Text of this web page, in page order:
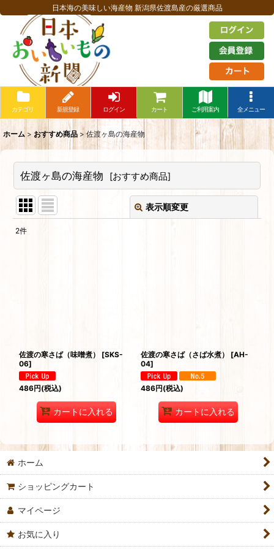
日本海の美味しい海産物 新潟県佐渡島産の厳選商品
カテゴリ 新規登録 ログイン カート ご利用案内 全メニュー
ホーム > おすすめ商品 > 佐渡ヶ島の海産物
佐渡ヶ島の海産物 [おすすめ商品]
表示順変更
2件
佐渡の寒さば（味噌煮） [SKS-
06]
486円(税込)
カートに入れる
佐渡の寒さば（さば水煮） [AH-
04]
486円(税込)
カートに入れる
ホーム
ショッピングカート
マイページ
お気に入り